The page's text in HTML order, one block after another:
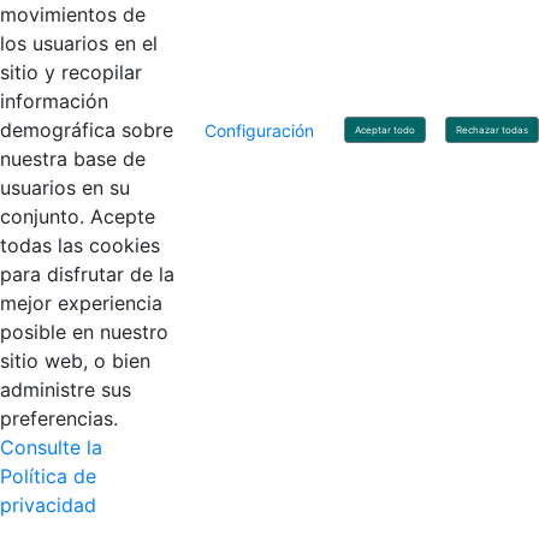
Contacto
Línea de servicio al ciudadano: +57(601) 492 64 00
Correo Institucional:
Correo de notificaciones judiciales:
notificacionjudicial@contaduria.gov.co
Correo de Asuntos disciplinarios:
asuntosdisciplinarios@contaduria.gov.co
Línea Anticorrupción: +57(601) 492 64 00 Ext. 4
Política de privacidad y protección de datos personales
Política de derechos de autor
Términos y condiciones de uso
© Copyright 2026 - Todos los derechos reservados
Gobierno de Colombia
movimientos de
los usuarios en el
sitio y recopilar
información
demográfica sobre
nuestra base de
usuarios en su
conjunto. Acepte
todas las cookies
para disfrutar de la
mejor experiencia
posible en nuestro
sitio web, o bien
administre sus
preferencias.
Consulte la
Política de
privacidad
Configuración Aceptar todo Rechazar todas